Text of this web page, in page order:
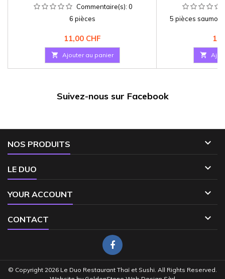
Commentaire(s): 0
6 pièces
Prix
11,00 CHF
 Ajouter au panier
5 pièces
Prix

Suivez-nous sur Facebook
NOS PRODUITS 
LE DUO 
YOUR ACCOUNT 
CONTACT 
© Copyright 2026 Le Duo Restaurant Thaï et Sushi. All Rights Reserved.